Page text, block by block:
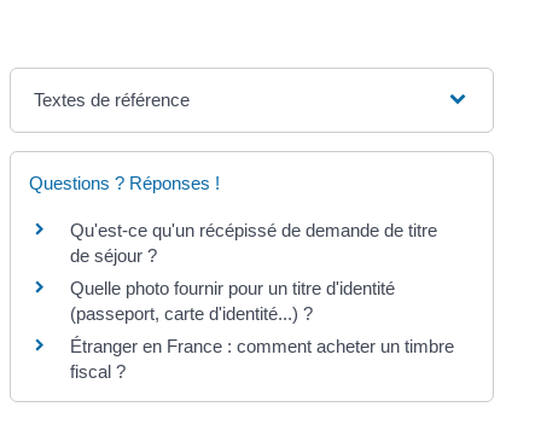
Textes de référence
Questions ? Réponses !
Qu'est-ce qu'un récépissé de demande de titre
de séjour ?
Quelle photo fournir pour un titre d'identité
(passeport, carte d'identité...) ?
Étranger en France : comment acheter un timbre
fiscal ?